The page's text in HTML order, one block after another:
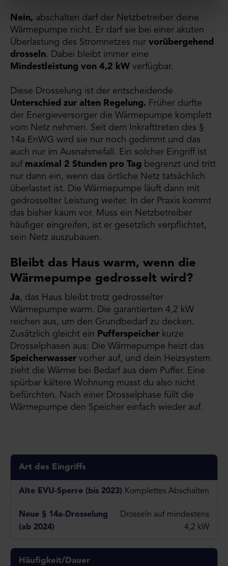
Nein, abschalten darf der Netzbetreiber deine
Wärmepumpe nicht. Er darf sie bei einer akuten
Überlastung des Stromnetzes nur vorübergehend
drosseln. Dabei bleibt immer eine
Mindestleistung von 4,2 kW verfügbar.
Diese Drosselung ist der entscheidende
Unterschied zur alten Regelung. Früher durfte
der Energieversorger die Wärmepumpe komplett
vom Netz nehmen. Seit dem Inkrafttreten des §
14a EnWG wird sie nur noch gedimmt und das
auch nur im Ausnahmefall. Ein solcher Eingriff ist
auf maximal 2 Stunden pro Tag begrenzt und tritt
nur dann ein, wenn das örtliche Netz tatsächlich
überlastet ist. Die Wärmepumpe läuft dann mit
gedrosselter Leistung weiter. In der Praxis kommt
das bisher kaum vor. Muss ein Netzbetreiber
häufiger eingreifen, ist er gesetzlich verpflichtet,
sein Netz auszubauen.
Bleibt das Haus warm, wenn die
Wärmepumpe gedrosselt wird?
Ja, das Haus bleibt trotz gedrosselter
Wärmepumpe warm. Die garantierten 4,2 kW
reichen aus, um den Grundbedarf zu decken.
Zusätzlich gleicht ein Pufferspeicher kurze
Drosselphasen aus: Die Wärmepumpe heizt das
Speicherwasser vorher auf, und dein Heizsystem
zieht die Wärme bei Bedarf aus dem Puffer. Eine
spürbar kältere Wohnung musst du also nicht
befürchten. Nach einer Drosselphase füllt die
Wärmepumpe den Speicher einfach wieder auf.
Art des Eingriffs
Komplettes Abschalten
Drosseln auf mindestens
4,2 kW
Häufigkeit/Dauer